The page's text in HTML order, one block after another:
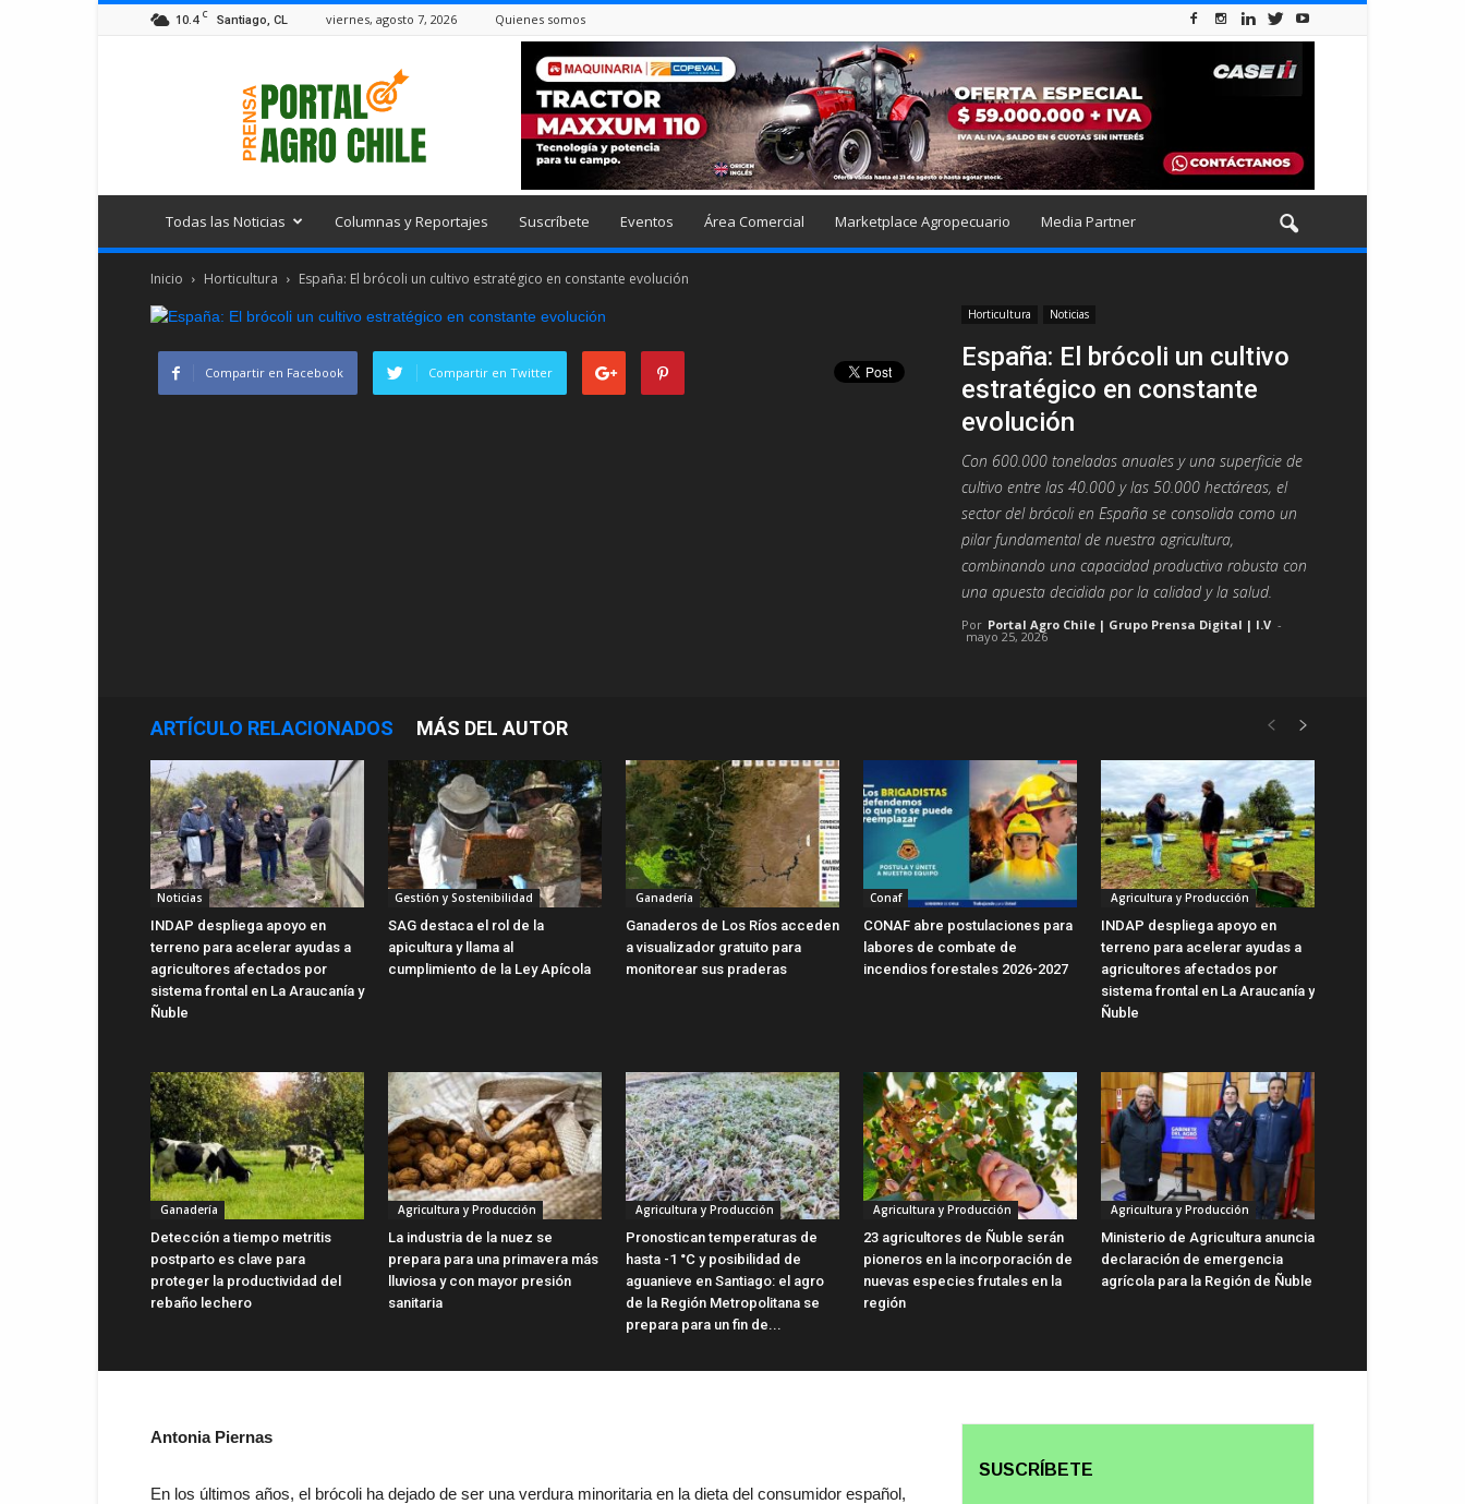
10.4 C Santiago, CL viernes, agosto 7, 2026 Quienes somos
Todas las Noticias Columnas y Reportajes Suscríbete Eventos Área Comercial Marketplace Agropecuario Media Partner
Inicio Horticultura España: El brócoli un cultivo estratégico en constante evolución
Horticultura Noticias
España: El brócoli un cultivo
estratégico en constante
evolución
Con 600.000 toneladas anuales y una superficie de
cultivo entre las 40.000 y las 50.000 hectáreas, el
sector del brócoli en España se consolida como un
pilar fundamental de nuestra agricultura,
combinando una capacidad productiva robusta con
una apuesta decidida por la calidad y la salud.
Por Portal Agro Chile | Grupo Prensa Digital | I.V -
mayo 25, 2026
Compartir en Facebook Compartir en Twitter
ARTÍCULO RELACIONADOS MÁS DEL AUTOR
Noticias
INDAP despliega apoyo en
terreno para acelerar ayudas a
agricultores afectados por
sistema frontal en La Araucanía y
Ñuble
Gestión y Sostenibilidad
SAG destaca el rol de la
apicultura y llama al
cumplimiento de la Ley Apícola
Ganadería
Ganaderos de Los Ríos acceden
a visualizador gratuito para
monitorear sus praderas
Conaf
CONAF abre postulaciones para
labores de combate de
incendios forestales 2026-2027
Agricultura y Producción
INDAP despliega apoyo en
terreno para acelerar ayudas a
agricultores afectados por
sistema frontal en La Araucanía y
Ñuble
Ganadería
Detección a tiempo metritis
postparto es clave para
proteger la productividad del
rebaño lechero
Agricultura y Producción
La industria de la nuez se
prepara para una primavera más
lluviosa y con mayor presión
sanitaria
Agricultura y Producción
Pronostican temperaturas de
hasta -1 °C y posibilidad de
aguanieve en Santiago: el agro
de la Región Metropolitana se
prepara para un fin de...
Agricultura y Producción
23 agricultores de Ñuble serán
pioneros en la incorporación de
nuevas especies frutales en la
región
Agricultura y Producción
Ministerio de Agricultura anuncia
declaración de emergencia
agrícola para la Región de Ñuble
Antonia Piernas
En los últimos años, el brócoli ha dejado de ser una verdura minoritaria en la dieta del consumidor español,
SUSCRÍBETE